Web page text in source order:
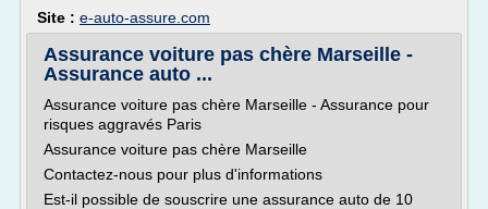
Site : e-auto-assure.com
Assurance voiture pas chère Marseille -
Assurance auto ...
Assurance voiture pas chère Marseille - Assurance pour
risques aggravés Paris
Assurance voiture pas chère Marseille
Contactez-nous pour plus d'informations
Est-il possible de souscrire une assurance auto de 10